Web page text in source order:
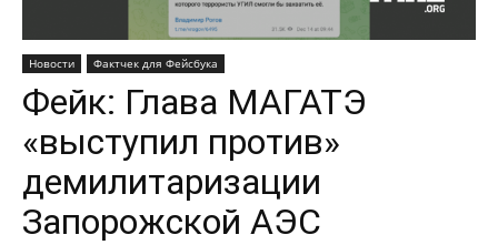
Новости Фактчек для Фейсбука
Фейк: Глава МАГАТЭ
«выступил против»
демилитаризации
Запорожской АЭС